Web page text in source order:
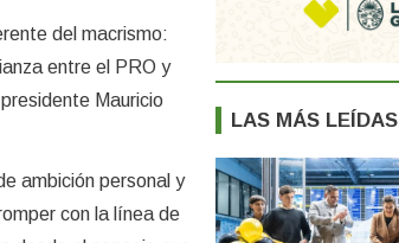
del macrismo:
entre el PRO y
Mauricio
ambición personal y
con la línea de
LAS MÁS LEÍDAS